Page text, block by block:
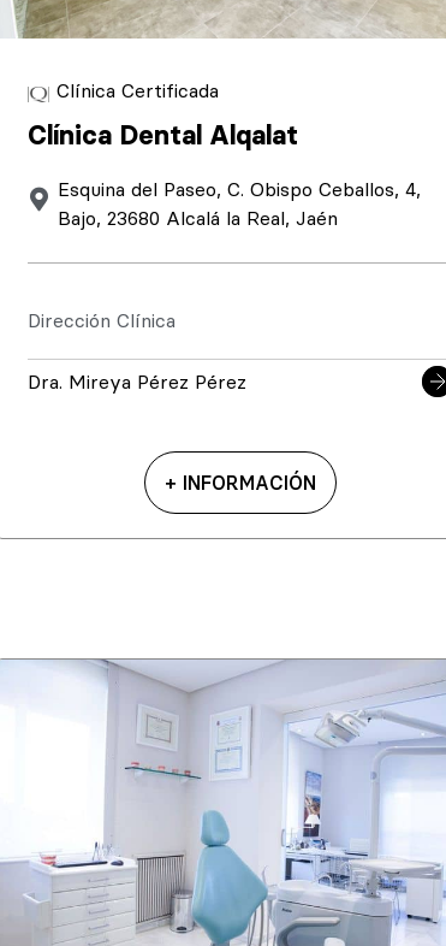
Clínica Certificada
Clínica Dental Alqalat
Esquina del Paseo, C. Obispo Ceballos, 4,
Bajo, 23680 Alcalá la Real, Jaén
Dirección Clínica
Dra. Mireya Pérez Pérez
+ INFORMACIÓN